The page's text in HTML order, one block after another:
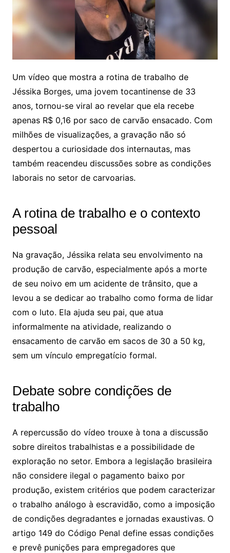
Um vídeo que mostra a rotina de trabalho de
Jéssika Borges, uma jovem tocantinense de 33
anos, tornou-se viral ao revelar que ela recebe
apenas R$ 0,16 por saco de carvão ensacado. Com
milhões de visualizações, a gravação não só
despertou a curiosidade dos internautas, mas
também reacendeu discussões sobre as condições
laborais no setor de carvoarias.
A rotina de trabalho e o contexto
pessoal
Na gravação, Jéssika relata seu envolvimento na
produção de carvão, especialmente após a morte
de seu noivo em um acidente de trânsito, que a
levou a se dedicar ao trabalho como forma de lidar
com o luto. Ela ajuda seu pai, que atua
informalmente na atividade, realizando o
ensacamento de carvão em sacos de 30 a 50 kg,
sem um vínculo empregatício formal.
Debate sobre condições de
trabalho
A repercussão do vídeo trouxe à tona a discussão
sobre direitos trabalhistas e a possibilidade de
exploração no setor. Embora a legislação brasileira
não considere ilegal o pagamento baixo por
produção, existem critérios que podem caracterizar
o trabalho análogo à escravidão, como a imposição
de condições degradantes e jornadas exaustivas. O
artigo 149 do Código Penal define essas condições
e prevê punições para empregadores que